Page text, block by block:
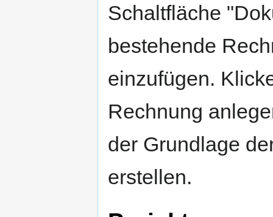
Schaltfläche
bestehende
einzufügen.
Rechnung
der Grundlage
erstellen.